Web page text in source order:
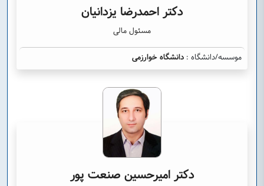
دکتر احمدرضا یزدانیان
مسئول مالی
موسسه/دانشگاه : دانشگاه خوارزمی
دکتر امیرحسین صنعت پور